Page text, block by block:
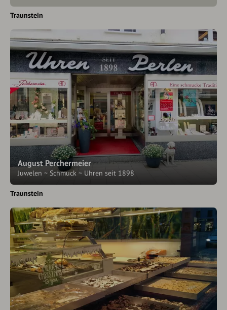
Traunstein
August Perchermeier
Juwelen ~ Schmuck ~ Uhren seit 1898
Traunstein